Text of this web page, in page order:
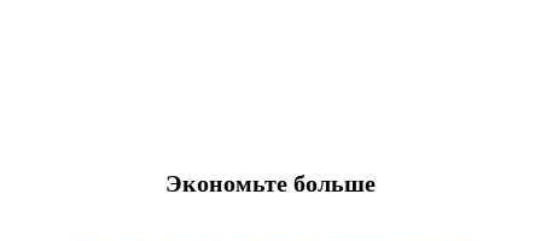
Экономьте больше